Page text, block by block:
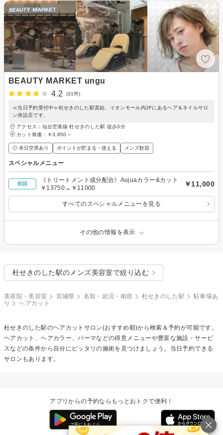
BEAUTY MARKET ungu
4.2
(31件)
≪当日予約受付中≫杜せきのした駅直結、イオンモール内2Fにあるヘア＆ネイルサロ
ン併設店です。
アクセス：仙台空港線 杜せきのした駅 徒歩3分
カット単価： ￥3,850～
◎ 本日空席あり ポイントが貯まる・使える メンズ歓迎
スペシャルメニュー
初回
《トリートメント成分配合》Aujuaカラー&カット
￥13750→￥11000
￥11,000
すべてのスペシャルメニューを見る
その他の情報を表示
杜せきのした駅のメンズ美容室で絞り込む
美容院・美容室 宮城県 名取・岩沼・南部 杜せきのした駅
駐車場あ
り
ヘアカット
杜せきのした駅のヘアカット サロン(おすすめ順)から検索＆予約が可能です。
ヘアカット、ヘアカラー、パーマなどの得意メニューや豊富な施設・サービ
スなどの条件から自分にピッタリの施術を見つけましょう。当日予約できる
サロンもあります。
アプリからの予約ならもっとおトクで便利！